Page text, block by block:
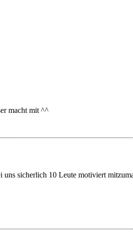
macht mit ^^
uns sicherlich 10 Leute motiviert